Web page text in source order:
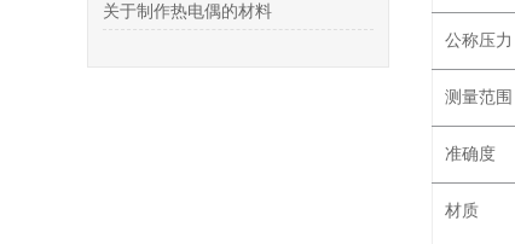
关于制作热电偶的材料
公称压力
测量范围
准确度
材质